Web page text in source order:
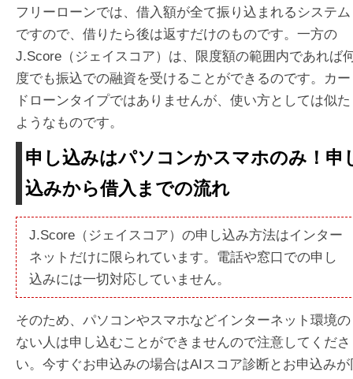
フリーローンでは、借入額が全て振り込まれるシステム
ですので、借りたら後は返すだけのものです。一方の
J.Score（ジェイスコア）は、限度額の範囲内であれば
度でも振込での融資を受けることができるのです。カー
ドローンタイプではありませんが、使い方としては似た
ようなものです。
申し込みはパソコンかスマホのみ！申
込みから借入までの流れ
J.Score（ジェイスコア）の申し込み方法はインター
ネットだけに限られています。電話や窓口での申し
込みには一切対応していません。
そのため、パソコンやスマホなどインターネット環境の
ない人は申し込むことができませんので注意してくださ
い。今すぐお申込みの場合はAIスコア診断とお申込みが